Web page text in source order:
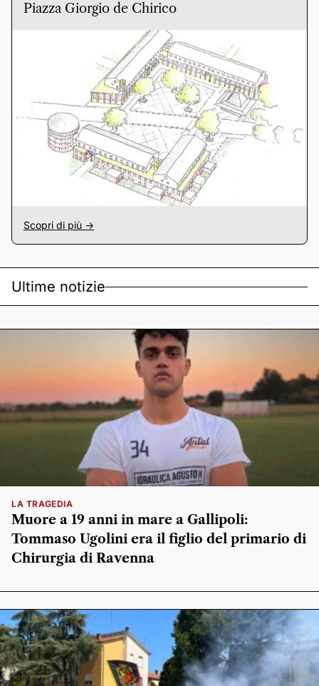
Piazza Giorgio de Chirico
Scopri di più ->
Ultime notizie
LA TRAGEDIA
Muore a 19 anni in mare a Gallipoli:
Tommaso Ugolini era il figlio del primario di
Chirurgia di Ravenna